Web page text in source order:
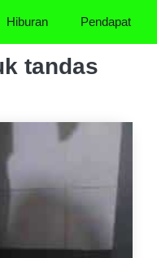
Hiburan Pendapat
tandas